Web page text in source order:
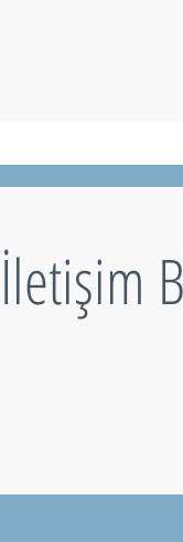
İletişim